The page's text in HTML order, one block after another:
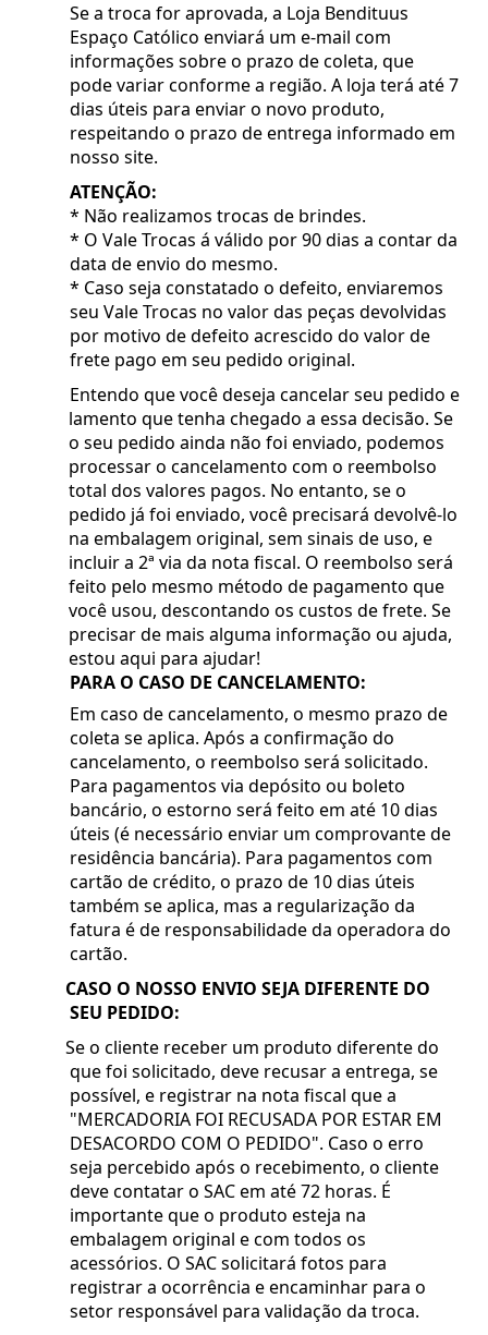
Se a troca for aprovada, a Loja Bendituus
Espaço Católico enviará um e-mail com
informações sobre o prazo de coleta, que
pode variar conforme a região. A loja terá até 7
dias úteis para enviar o novo produto,
respeitando o prazo de entrega informado em
nosso site.
ATENÇÃO:
* Não realizamos trocas de brindes.
* O Vale Trocas á válido por 90 dias a contar da
data de envio do mesmo.
* Caso seja constatado o defeito, enviaremos
seu Vale Trocas no valor das peças devolvidas
por motivo de defeito acrescido do valor de
frete pago em seu pedido original.
Entendo que você deseja cancelar seu pedido e
lamento que tenha chegado a essa decisão. Se
o seu pedido ainda não foi enviado, podemos
processar o cancelamento com o reembolso
total dos valores pagos. No entanto, se o
pedido já foi enviado, você precisará devolvê-lo
na embalagem original, sem sinais de uso, e
incluir a 2ª via da nota fiscal. O reembolso será
feito pelo mesmo método de pagamento que
você usou, descontando os custos de frete. Se
precisar de mais alguma informação ou ajuda,
estou aqui para ajudar!
PARA O CASO DE CANCELAMENTO:
Em caso de cancelamento, o mesmo prazo de
coleta se aplica. Após a confirmação do
cancelamento, o reembolso será solicitado.
Para pagamentos via depósito ou boleto
bancário, o estorno será feito em até 10 dias
úteis (é necessário enviar um comprovante de
residência bancária). Para pagamentos com
cartão de crédito, o prazo de 10 dias úteis
também se aplica, mas a regularização da
fatura é de responsabilidade da operadora do
cartão.
CASO O NOSSO ENVIO SEJA DIFERENTE DO
SEU PEDIDO:
Se o cliente receber um produto diferente do
que foi solicitado, deve recusar a entrega, se
possível, e registrar na nota fiscal que a
"MERCADORIA FOI RECUSADA POR ESTAR EM
DESACORDO COM O PEDIDO". Caso o erro
seja percebido após o recebimento, o cliente
deve contatar o SAC em até 72 horas. É
importante que o produto esteja na
embalagem original e com todos os
acessórios. O SAC solicitará fotos para
registrar a ocorrência e encaminhar para o
setor responsável para validação da troca.